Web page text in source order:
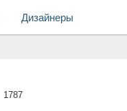
Дизайнеры
1787